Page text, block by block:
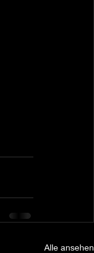
Alle ansehen